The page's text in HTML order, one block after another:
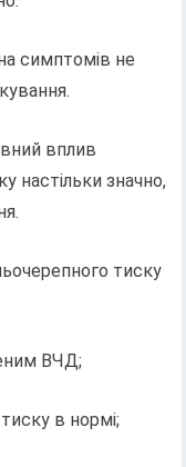
симптомів не
вплив
настільки значно,
тиску
ВЧД;
в нормі;